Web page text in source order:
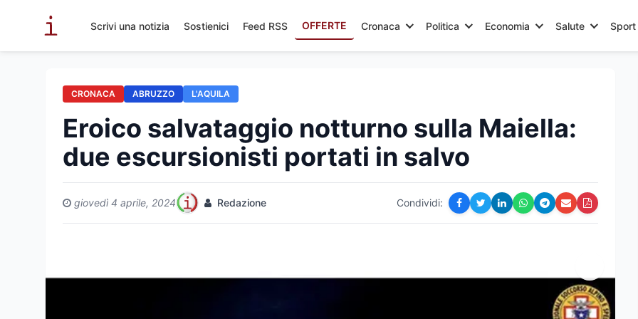
Scrivi una notizia Sostienici Feed RSS OFFERTE Cronaca Politica Economia Salute Sport
CRONACA ABRUZZO L'AQUILA
Eroico salvataggio notturno sulla Maiella:
due escursionisti portati in salvo
giovedì 4 aprile, 2024 Redazione Condividi: